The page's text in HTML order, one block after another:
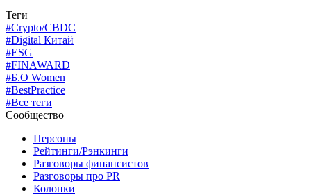
Теги
#Crypto/CBDC
#Digital Китай
#ESG
#FINAWARD
#Б.О Women
#BestPractice
#Все теги
Сообщество
Персоны
Рейтинги/Рэнкинги
Разговоры финансистов
Разговоры про PR
Колонки